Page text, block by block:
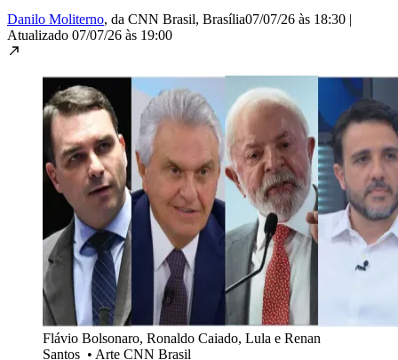
Danilo Moliterno, da CNN Brasil, Brasília07/07/26 às 18:30 |
Atualizado 07/07/26 às 19:00
Flávio Bolsonaro, Ronaldo Caiado, Lula e Renan
Santos • Arte CNN Brasil